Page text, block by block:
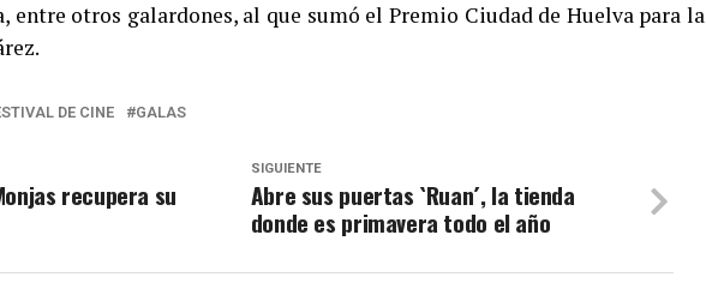
entre otros galardones, al que sumó el Premio Ciudad de Huelva para la
DE CINE GALAS
SIGUIENTE
Abre sus puertas `Ruan´, la tienda
donde es primavera todo el año
recupera su